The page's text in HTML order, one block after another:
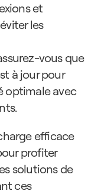
et
les
vous que
à jour pour
optimale avec
efficace
profiter
solutions de
ces